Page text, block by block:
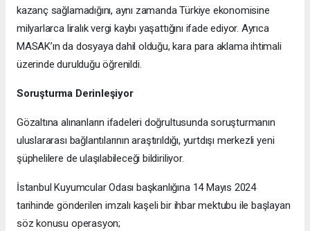
kazanç sağlamadığını, aynı zamanda Türkiye ekonomisine
milyarlarca liralık vergi kaybı yaşattığını ifade ediyor. Ayrıca
MASAK’ın da dosyaya dahil olduğu, kara para aklama ihtimali
üzerinde durulduğu öğrenildi.
Soruşturma Derinleşiyor
Gözaltına alınanların ifadeleri doğrultusunda soruşturmanın
uluslararası bağlantılarının araştırıldığı, yurtdışı merkezli yeni
şüphelilere de ulaşılabileceği bildiriliyor.
İstanbul Kuyumcular Odası başkanlığına 14 Mayıs 2024
tarihinde gönderilen imzalı kaşeli bir ihbar mektubu ile başlayan
söz konusu operasyon;